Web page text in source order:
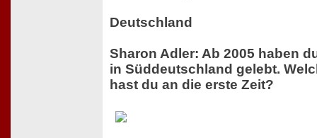
Deutschland
Sharon Adler: Ab 2005 haben
in Süddeutschland gelebt.
hast du an die erste Zeit?